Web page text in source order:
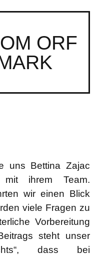
ORF
uns Bettina Zajac
ihrem Team.
wir einen Blick
viele Fragen zu
Vorbereitung
steht unser
dass bei